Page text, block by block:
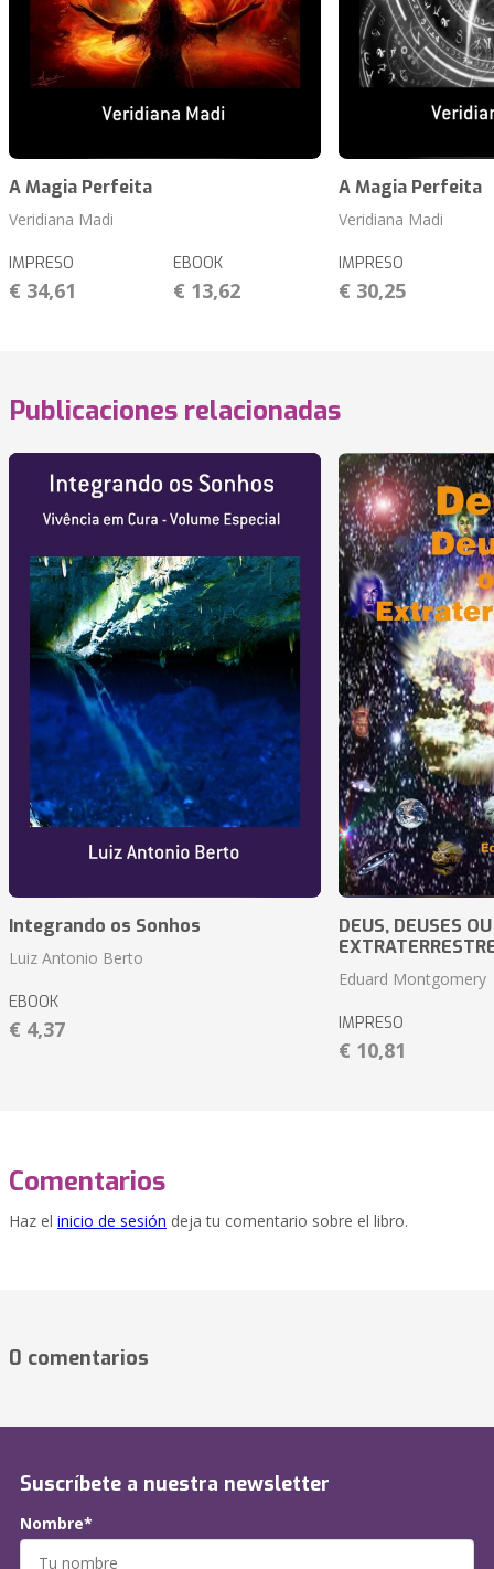
A Magia Perfeita
Veridiana Madi
IMPRESO
€ 34,61
EBOOK
€ 13,62
A Magia Perfeita
Veridiana Madi
IMPRESO
€ 30,25
Publicaciones relacionadas
Integrando os Sonhos
Luiz Antonio Berto
EBOOK
€ 4,37
DEUS, DEUSES OU
Eduard Montgomery
IMPRESO
€ 10,81
Comentarios
Haz el inicio de sesión deja tu comentario sobre el libro.
0 comentarios
Suscríbete a nuestra newsletter
Nombre*